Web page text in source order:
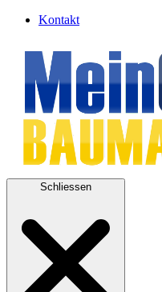
Kontakt
Schliessen